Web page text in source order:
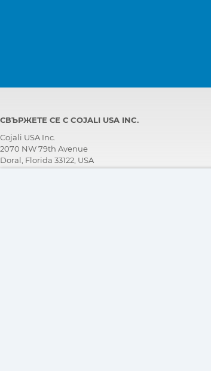
СВЪРЖЕТЕ СЕ С COJALI USA INC.
Cojali USA Inc.
2070 NW 79th Avenue
Doral, Florida 33122, USA